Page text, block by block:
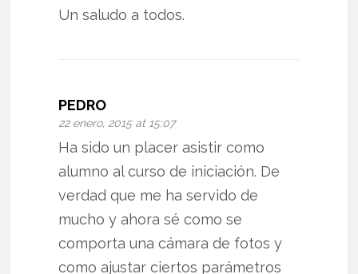
Un saludo a todos.
PEDRO
22 enero, 2015 at 15:07
Ha sido un placer asistir como
alumno al curso de iniciación. De
verdad que me ha servido de
mucho y ahora sé como se
comporta una cámara de fotos y
como ajustar ciertos parámetros